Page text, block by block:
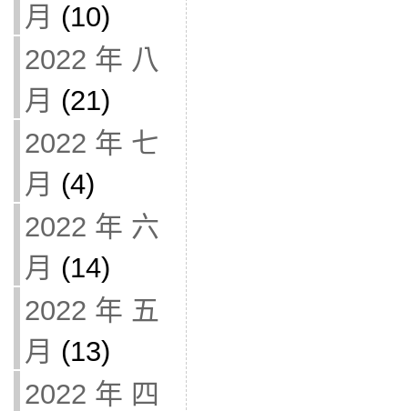
月 (10)
2022 年 八
月 (21)
2022 年 七
月 (4)
2022 年 六
月 (14)
2022 年 五
月 (13)
2022 年 四